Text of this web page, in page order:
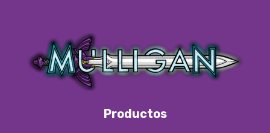
Productos